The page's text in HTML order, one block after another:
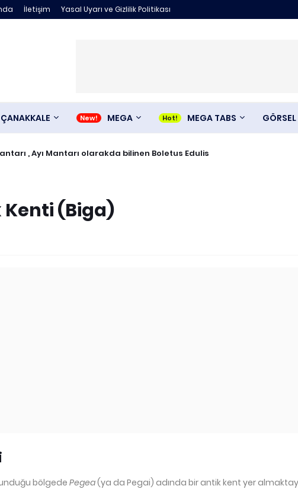
İletişim Yasal Uyarı ve Gizlilik Politikası
ÇANAKKALE MEGA MEGA TABS GÖRSEL
, Ayı Mantarı olarakda bilinen Boletus Edulis
Kenti (Biga)
bölgede Pegea(ya da Pegai) adında bir antik kent yer